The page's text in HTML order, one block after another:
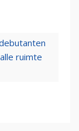
ruimte